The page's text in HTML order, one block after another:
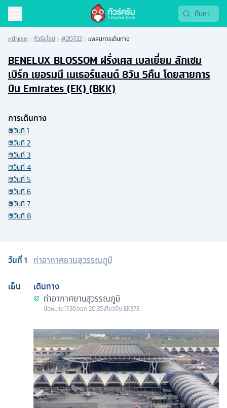
หน้าแรก ทัวร์ยุโรป #20722 แพลนการเดินทาง
BENELUX BLOSSOM ฝรั่งเศส เบลเยี่ยม ลักเซม
เบิร์ก เยอรมนี เนเธอร์แลนด์ 8วัน 5คืน โดยสายการ
บิน Emirates (EK) (BKK)
วันที่1 ท่าอากาศยานสุวรรณภูมิ
เย็น
เดินทาง
ท่าอากาศยานสุวรรณภูมิ
นัดหมาย17.30ออก20.35เที่ยวบิน EK373
การเดินทาง
วันที่ 1
วันที่ 2
วันที่ 3
วันที่ 4
วันที่ 5
วันที่ 6
วันที่ 7
วันที่ 8